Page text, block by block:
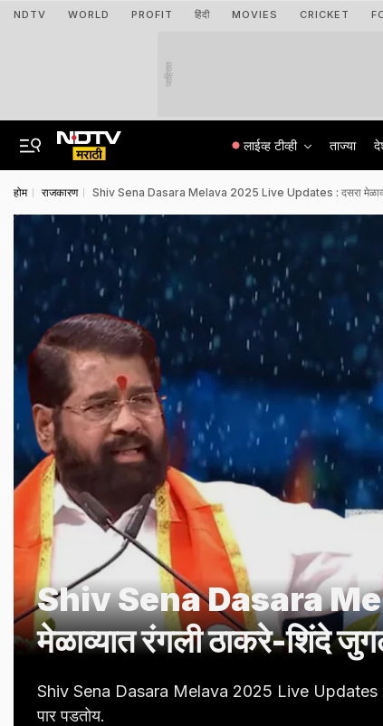
NDTV WORLD PROFIT हिंदी MOVIES CRICKET
जाहिरात
लाईव्ह टीव्ही ताज्या
होम राजकारण Shiv Sena Dasara Melava 2025 Live Updates : दसरा
Shiv Sena Dasara
मेळाव्यात रंगली ठाकरे-शिंदे
Shiv Sena Dasara Melava 2025 Live Updates :
पार पडतोय.